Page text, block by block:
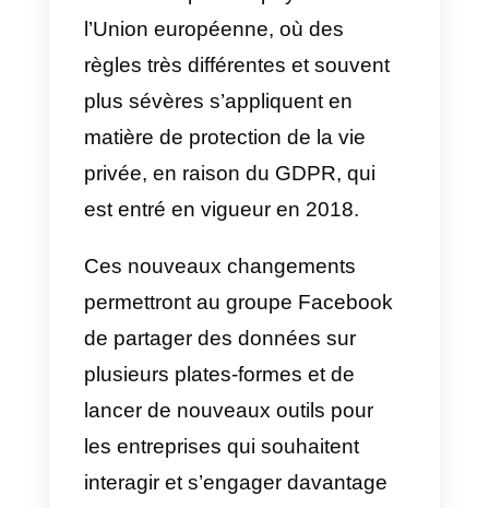
façon dont WhatsApp interagit
avec Facebook.
En fait, cette mise à jour des
conditions permettra à WhatsApp
de partager les données de
utilisateurs avec des «
affilié« , principalement
Facebook, qui aura ensuite
aux données stockées par
WhatsApp, y compris les
numéros de téléphone, pour un